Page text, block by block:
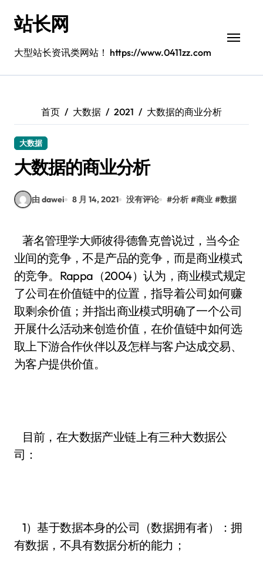
站长网
大型站长资讯类网站！ https://www.0411zz.com
首页 大数据 2021 大数据的商业分析
大数据
大数据的商业分析
由 dawei 8 月 14, 2021 没有评论 #分析 #商业 #数据
著名管理学大师彼得·德鲁克曾说过，当今企
业间的竞争，不是产品的竞争，而是商业模式
的竞争。Rappa（2004）认为，商业模式规定
了公司在价值链中的位置，指导着公司如何赚
取剩余价值；并指出商业模式明确了一个公司
开展什么活动来创造价值，在价值链中如何选
取上下游合作伙伴以及怎样与客户达成交易、
为客户提供价值。
目前，在大数据产业链上有三种大数据公
司：
1）基于数据本身的公司（数据拥有者）：拥
有数据，不具有数据分析的能力；